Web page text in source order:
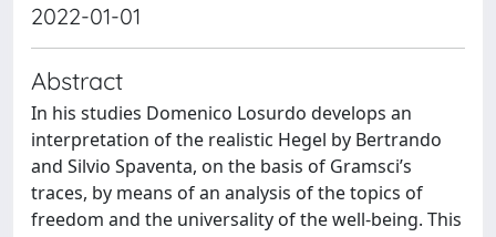
2022-01-01
Abstract
In his studies Domenico Losurdo develops an
interpretation of the realistic Hegel by Bertrando
and Silvio Spaventa, on the basis of Gramsci’s
traces, by means of an analysis of the topics of
freedom and the universality of the well-being. This